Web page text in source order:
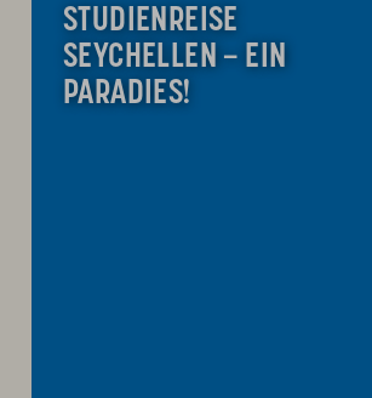
STUDIENREISE
SEYCHELLEN – EIN
PARADIES!